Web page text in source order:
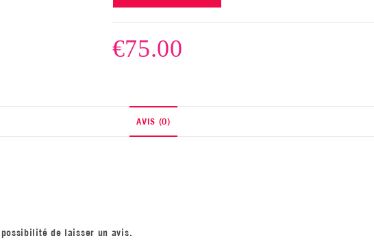
€75.00
AVIS (0)
de laisser un avis.